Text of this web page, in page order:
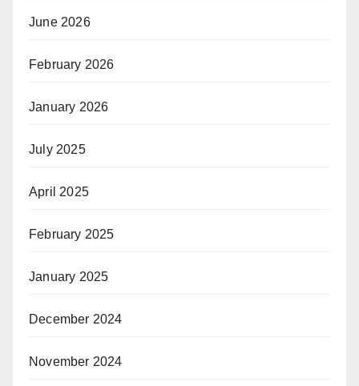
June 2026
February 2026
January 2026
July 2025
April 2025
February 2025
January 2025
December 2024
November 2024